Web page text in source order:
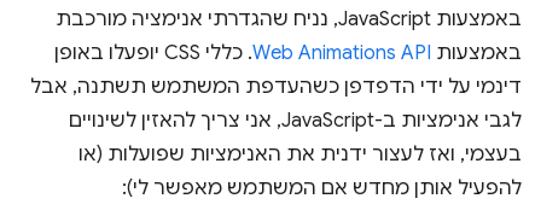
באמצעות JavaScript, נניח שהגדרתי אנימציה מורכבת
באמצעות Web Animations API
. כללי CSS יופעלו באופן
דינמי על ידי הדפדפן כשהעדפת המשתמש תשתנה, אבל
לגבי אנימציות ב-JavaScript, אני צריך להאזין לשינויים
בעצמי, ואז לעצור ידנית את האנימציות שפועלות (או
להפעיל אותן מחדש אם המשתמש מאפשר לי):